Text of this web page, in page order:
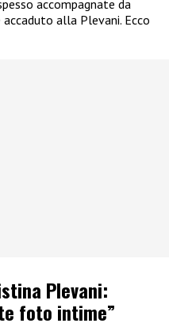
accompagnate da
alla Plevani. Ecco
Plevani:
foto intime”